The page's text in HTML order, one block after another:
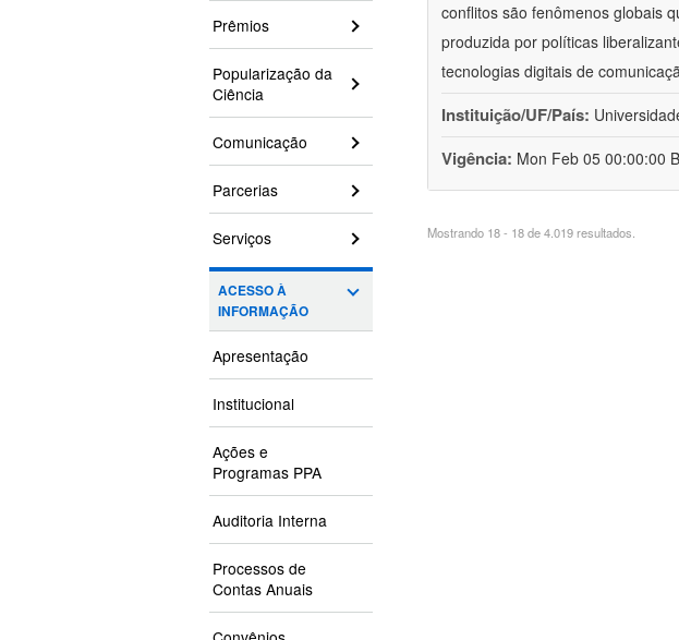
Prêmios
Popularização da
Ciência
Comunicação
Parcerias
Serviços
ACESSO À
INFORMAÇÃO
Apresentação
Institucional
Ações e
Programas PPA
Auditoria Interna
Processos de
Contas Anuais
conflitos são fenômenos globais
produzida por políticas
tecnologias digitais de
Instituição/UF/País:
Vigência: Mon Feb 05 00:00:00
Mostrando 18 - 18 de 4.019 resultados.